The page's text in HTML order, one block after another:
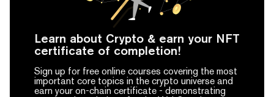
Learn about Crypto & earn your NFT
certificate of completion!
Sign up for free online courses covering the most
important core topics in the crypto universe and
earn your on-chain certificate - demonstrating